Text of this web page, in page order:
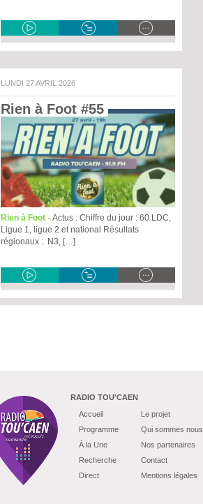
LUNDI 27 AVRIL 2026
Rien à Foot #55
Rien à Foot - Actus : Chiffre du jour : 60 LDC,
Ligue 1, ligue 2 et national Résultats
régionaux : N3, […]
RADIO TOU'CAEN
Accueil
Programme
À la Une
Recherche
Direct
Le projet
Qui sommes nous
Nos partenaires
Contact
Mentions légales